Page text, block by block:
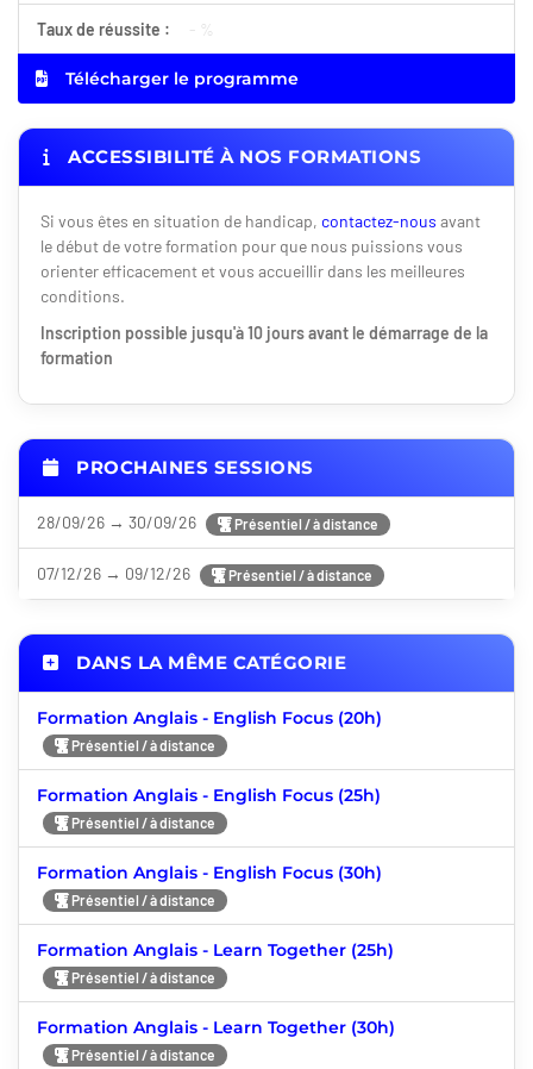
Taux de réussite : - %
Télécharger le programme
ACCESSIBILITÉ À NOS FORMATIONS
Si vous êtes en situation de handicap, contactez-nous avant
le début de votre formation pour que nous puissions vous
orienter efficacement et vous accueillir dans les meilleures
conditions.
Inscription possible jusqu'à 10 jours avant le démarrage de la
formation
PROCHAINES SESSIONS
28/09/26 → 30/09/26 Présentiel / à distance
07/12/26 → 09/12/26 Présentiel / à distance
DANS LA MÊME CATÉGORIE
Formation Anglais - English Focus (20h)
Présentiel / à distance
Formation Anglais - English Focus (25h)
Présentiel / à distance
Formation Anglais - English Focus (30h)
Présentiel / à distance
Formation Anglais - Learn Together (25h)
Présentiel / à distance
Formation Anglais - Learn Together (30h)
Présentiel / à distance